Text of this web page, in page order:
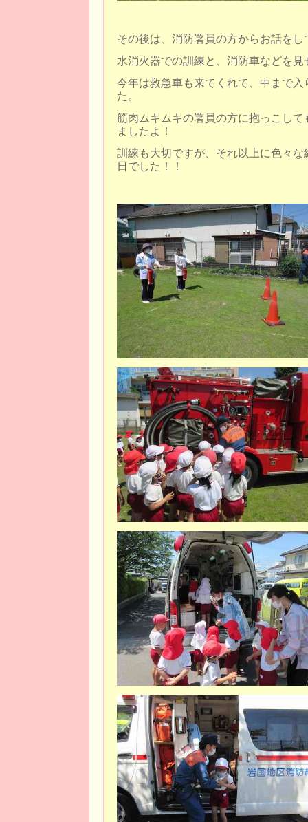
その後は、消防署員の方からお話をし
水消火器での訓練と、消防車などを
今年は救急車も来てくれて、中まで
た。
筋肉ムキムキの署員の方に抱っこし
ましたよ！
訓練も大切ですが、それ以上に色々
日でした！！